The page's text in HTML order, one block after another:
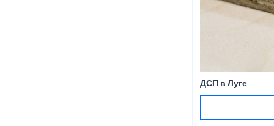
ДСП в Луге